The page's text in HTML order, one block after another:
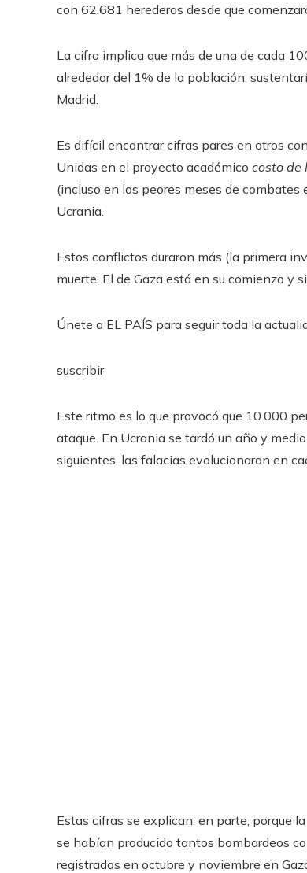
con 62.681 herederos desde que
La cifra implica que más de una de cada
alrededor del 1% de la población,
Madrid.
Es difícil encontrar cifras pares en otros
Unidas en el proyecto académico costo de
(incluso en los peores meses de combates
Ucrania.
Estos conflictos duraron más (la primera
muerte. El de Gaza está en su comienzo y
Únete a EL PAÍS para seguir toda la
suscribir
Este ritmo es lo que provocó que 10.000
ataque. En Ucrania se tardó un año y
siguientes, las falacias evolucionaron en
Estas cifras se explican, en parte, porque
se habían producido tantos bombardeos
registrados en octubre y noviembre en